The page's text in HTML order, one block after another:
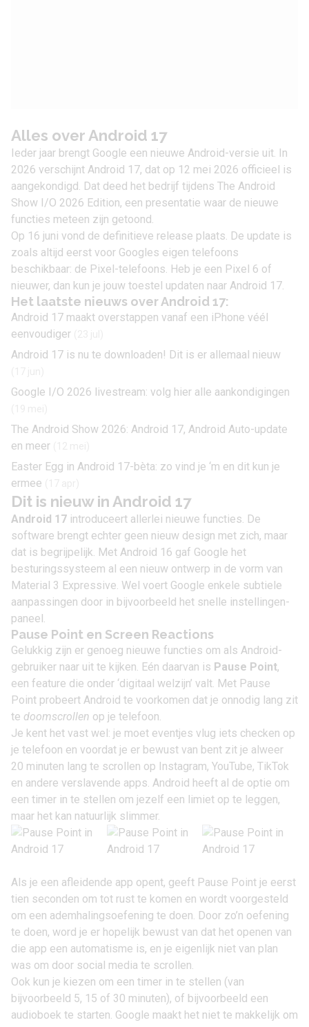
Alles over Android 17
Ieder jaar brengt Google een nieuwe Android-versie uit. In
2026 verschijnt Android 17, dat op 12 mei 2026 officieel is
aangekondigd. Dat deed het bedrijf tijdens The Android
Show I/O 2026 Edition, een presentatie waar de nieuwe
functies meteen zijn getoond.
Op 16 juni vond de definitieve release plaats. De update is
zoals altijd eerst voor Googles eigen telefoons
beschikbaar: de Pixel-telefoons. Heb je een Pixel 6 of
nieuwer, dan kun je jouw toestel updaten naar Android 17.
Het laatste nieuws over Android 17:
Android 17 maakt overstappen vanaf een iPhone véél
eenvoudiger
Android 17 is nu te downloaden! Dit is er allemaal nieuw
Google I/O 2026 livestream: volg hier alle aankondigingen
The Android Show 2026: Android 17, Android Auto-update
en meer
Easter Egg in Android 17-bèta: zo vind je ‘m en dit kun je
ermee
Dit is nieuw in Android 17
Android 17 introduceert allerlei nieuwe functies. De
software brengt echter geen nieuw design met zich, maar
dat is begrijpelijk. Met Android 16 gaf Google het
besturingssysteem al een nieuw ontwerp in de vorm van
Material 3 Expressive. Wel voert Google enkele subtiele
aanpassingen door in bijvoorbeeld het snelle instellingen-
paneel.
Pause Point en Screen Reactions
Gelukkig zijn er genoeg nieuwe functies om als Android-
gebruiker naar uit te kijken. Eén daarvan is Pause Point,
een feature die onder ‘digitaal welzijn’ valt. Met Pause
Point probeert Android te voorkomen dat je onnodig lang zit
te doomscrollen op je telefoon.
Je kent het vast wel: je moet eventjes vlug iets checken op
je telefoon en voordat je er bewust van bent zit je alweer
20 minuten lang te scrollen op Instagram, YouTube, TikTok
en andere verslavende apps. Android heeft al de optie om
een timer in te stellen om jezelf een limiet op te leggen,
maar het kan natuurlijk slimmer.
Als je een afleidende app opent, geeft Pause Point je eerst
tien seconden om tot rust te komen en wordt voorgesteld
om een ademhalingsoefening te doen. Door zo’n oefening
te doen, word je er hopelijk bewust van dat het openen van
die app een automatisme is, en je eigenlijk niet van plan
was om door social media te scrollen.
Ook kun je kiezen om een timer in te stellen (van
bijvoorbeeld 5, 15 of 30 minuten), of bijvoorbeeld een
audioboek te starten. Google maakt het niet te makkelijk om